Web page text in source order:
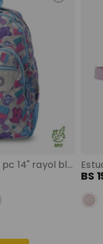
Mochila juvenil porta pc 14" rayol blanco color: blanco
BS